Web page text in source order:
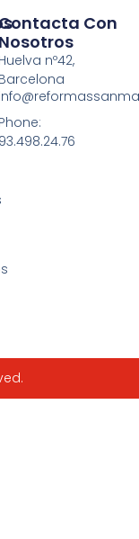
Con
Nosotros
Huelva nº42,
Barcelona
Phone:
93.498.24.76